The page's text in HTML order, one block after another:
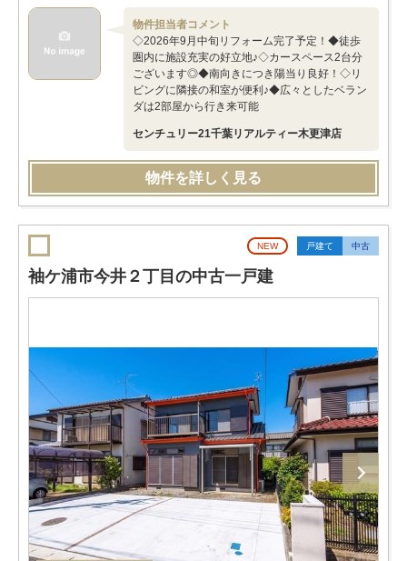
物件担当者コメント
◇2026年9月中旬リフォーム完了予定！◆徒歩
圏内に施設充実の好立地♪◇カースペース2台分
ございます◎◆南向きにつき陽当り良好！◇リ
ビングに隣接の和室が便利♪◆広々としたベラン
ダは2部屋から行き来可能
センチュリー21千葉リアルティー木更津店
物件を詳しく見る
NEW 戸建て 中古
袖ケ浦市今井２丁目の中古一戸建